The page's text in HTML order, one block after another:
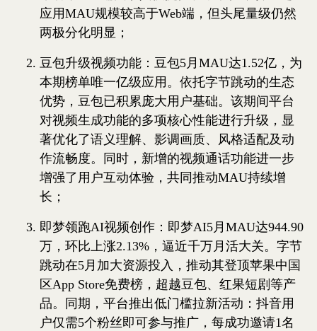
应用MAU规模较高于Web端，但头尾量级仍然
两极分化明显；
豆包升级视频功能：豆包5月MAU达1.52亿，为
本期榜单唯一亿级应用。依托字节跳动的生态
优势，豆包已积累庞大用户基础。该期间平台
对视频生成功能的多项核心性能进行升级，显
著优化了语义理解、影调画质、风格适配及动
作流畅度。同时，新增的视频通话功能进一步
增强了用户互动体验，共同推动MAU持续增
长；
即梦领跑AI视频创作：即梦AI5月MAU达944.90
万，环比上涨2.13%，逼近千万月活大关。字节
跳动在5月加大资源投入，推动其登顶苹果中国
区App Store免费榜，超越豆包、红果短剧等产
品。同期，平台推出低门槛拉新活动：抖音用
户仅需5个粉丝即可参与推广，每成功邀请1名